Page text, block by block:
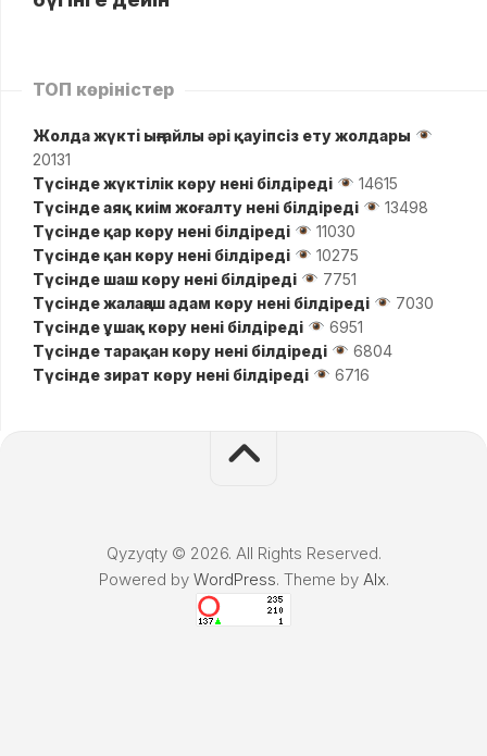
ТОП көріністер
Жолда жүктi ыңғайлы әрі қауіпсіз ету жолдары
20131
Түсінде жүктілік көру нені білдіреді
14615
Түсінде аяқ киім жоғалту нені білдіреді
13498
Түсінде қар көру нені білдіреді
11030
Түсінде қан көру нені білдіреді
10275
Түсінде шаш көру нені білдіреді
7751
Түсінде жалаңаш адам көру нені білдіреді
7030
Түсінде ұшақ көру нені білдіреді
6951
Түсінде тарақан көру нені білдіреді
6804
Түсінде зират көру нені білдіреді
6716
Qyzyqty © 2026. All Rights Reserved.
Powered by WordPress. Theme by Alx.